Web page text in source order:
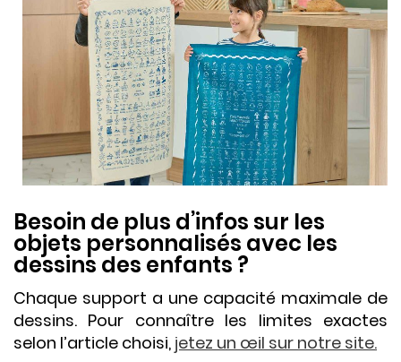
Besoin de plus d’infos sur les
objets personnalisés avec les
dessins des enfants ?
Chaque support a une capacité maximale de
dessins. Pour connaître les limites exactes
selon l’article choisi, jetez un œil sur notre site.